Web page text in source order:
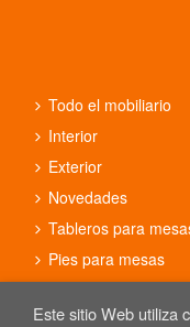
Todo el mobiliario
Interior
Exterior
Novedades
Tableros para
Pies para mesas
Este sitio Web utiliza